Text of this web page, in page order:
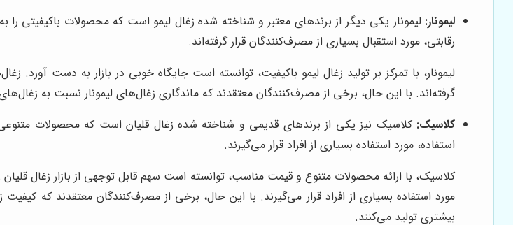
لیمونار: لیمونار یکی دیگر از برندهای معتبر و شناخته شده زغال لیمو است که محصولات باکیفیتی
رقابتی، مورد استقبال بسیاری از مصرف‌کنندگان قرار گرفته‌اند.
لیمونار، با تمرکز بر تولید زغال لیمو باکیفیت، توانسته است جایگاه خوبی در بازار به دست
گرفته‌اند. با این حال، برخی از مصرف‌کنندگان معتقدند که ماندگاری زغال‌های لیمونار نسبت به
کلاسیک: کلاسیک نیز یکی از برندهای قدیمی و شناخته شده زغال قلیان است که محصولات
استفاده، مورد استفاده بسیاری از افراد قرار می‌گیرند.
کلاسیک، با ارائه محصولات متنوع و قیمت مناسب، توانسته است سهم قابل توجهی از بازار زغال
مورد استفاده بسیاری از افراد قرار می‌گیرند. با این حال، برخی از مصرف‌کنندگان معتقدند که
بیشتری تولید می‌کنند.